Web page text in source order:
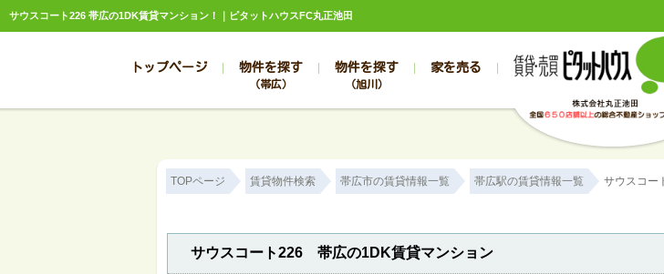
サウスコート226 帯広の1DK賃貸マンション！｜ピタットハウスFC丸正池田
トップページ 物件を探す
（帯広）
帯広の売買物件一覧
帯広の新築一戸建て
帯広の中古マンション
帯広の1000万円
帯広の1000万～
物件を探す
（旭川）
旭川の売買物件一覧
旭川の新築一戸建て
旭川の中古マンション
旭川の1000万円
旭川の1000万～
家を売る
スタッフブログ
売却のお問合せ 入居
TOPページ 賃貸物件検索 帯広市の賃貸情報一覧 帯広駅の賃貸情報一覧 サウスコ
サウスコート226 帯広の1DK賃貸マンション